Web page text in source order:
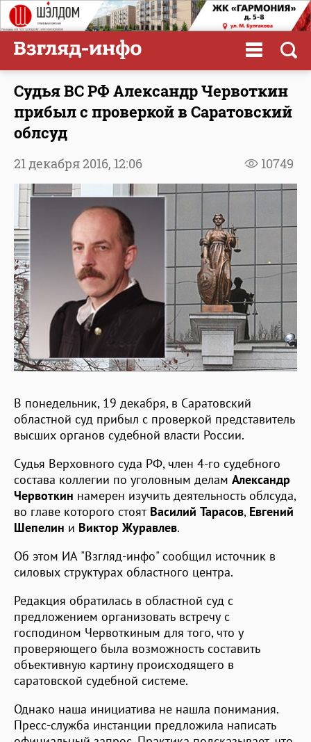
Судья ВС РФ Александр Червоткин
прибыл с проверкой в Саратовский
облсуд
10749
21 декабря 2016, 12:06
В понедельник, 19 декабря, в Саратовский
областной суд прибыл с проверкой представитель
высших органов судебной власти России.
Судья Верховного суда РФ, член 4-го судебного
состава коллегии по уголовным делам Александр
Червоткин намерен изучить деятельность облсуда,
во главе которого стоят Василий Тарасов, Евгений
Шепелин и Виктор Журавлев.
Об этом ИА "Взгляд-инфо" сообщил источник в
силовых структурах областного центра.
Редакция обратилась в областной суд с
предложением организовать встречу с
господином Червоткиным для того, что у
проверяющего была возможность составить
объективную картину происходящего в
саратовской судебной системе.
Однако наша инициатива не нашла понимания.
Пресс-служба инстанции предложила написать